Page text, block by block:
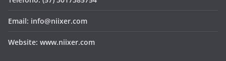
Email: info@niixer.com
Website: www.niixer.com